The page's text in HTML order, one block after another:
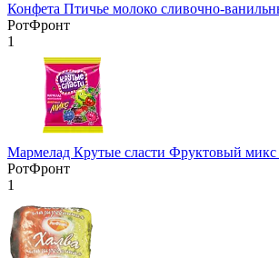
Конфета Птичье молоко сливочно-
РотФронт
1
Мармелад Крутые сласти Фруктовый микс
РотФронт
1